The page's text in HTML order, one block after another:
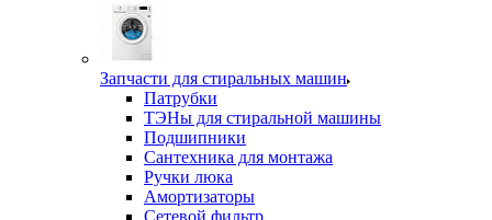
Запчасти для стиральных машин
Патрубки
ТЭНы для стиральной машины
Подшипники
Сантехника для монтажа
Ручки люка
Амортизаторы
Сетевой фильтр